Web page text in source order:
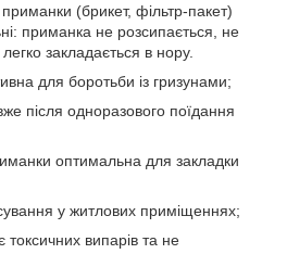
(брикет, фільтр-пакет)
приманка не розсипається, не
закладається в нору.
для боротьби із гризунами;
після одноразового поїдання
оптимальна для закладки
у житлових приміщеннях;
токсичних випарів та не